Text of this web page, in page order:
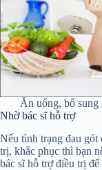
Ăn uống, bổ sung
Nhờ bác sĩ hỗ trợ
Nếu tình trạng đau gót
trị, khắc phục thì bạn
bác sĩ hỗ trợ điều trị